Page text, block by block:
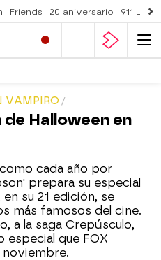
Friends 20 aniversario 911
VAMPIRO
Halloween en
cada año por
prepara su especial
su 21 edición, se
más famosos del cine.
a la saga Crepúsculo,
especial que FOX